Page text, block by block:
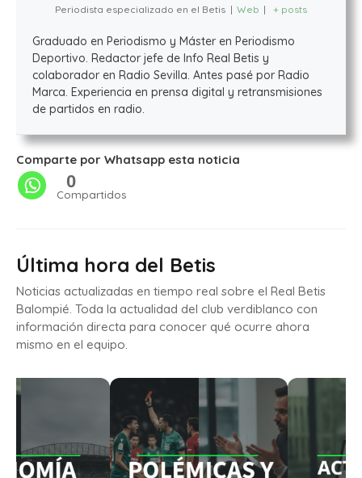
Periodista especializado en el Betis | Web | + posts
Graduado en Periodismo y Máster en Periodismo
Deportivo. Redactor jefe de Info Real Betis y
colaborador en Radio Sevilla. Antes pasé por Radio
Marca. Experiencia en prensa digital y retransmisiones
de partidos en radio.
Comparte por Whatsapp esta noticia
0
Compartidos
Última hora del Betis
Noticias actualizadas en tiempo real sobre el Real Betis
Balompié. Toda la actualidad del club verdiblanco con
información directa para conocer qué ocurre ahora
mismo en el equipo.